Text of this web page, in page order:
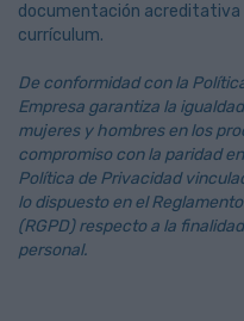
documentación acreditativa
currículum.
De conformidad con la
Empresa garantiza la
mujeres y hombres en los
compromiso con la paridad
Política de Privacidad
lo dispuesto en el
(RGPD) respecto a la
personal.